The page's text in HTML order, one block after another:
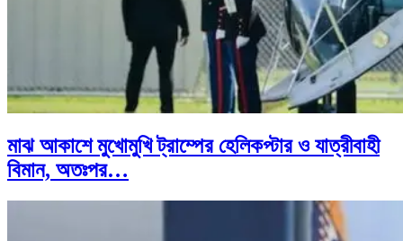
মাঝ আকাশে মুখোমুখি ট্রাম্পের হেলিকপ্টার ও যাত্রীবাহী
বিমান, অতঃপর…